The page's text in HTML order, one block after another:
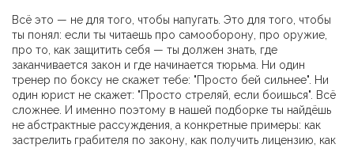
Всё это — не для того, чтобы напугать. Это для того, чтобы
ты понял: если ты читаешь про самооборону, про оружие,
про то, как защитить себя — ты должен знать, где
заканчивается закон и где начинается тюрьма. Ни один
тренер по боксу не скажет тебе: "Просто бей сильнее". Ни
один юрист не скажет: "Просто стреляй, если боишься". Всё
сложнее. И именно поэтому в нашей подборке ты найдёшь
не абстрактные рассуждения, а конкретные примеры: как
застрелить грабителя по закону, как получить лицензию, как